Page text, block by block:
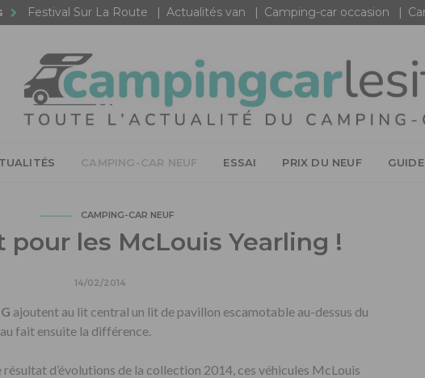
Festival Sur La Route Actualités van Camping-car occasion
CAMPING-CAR NEUF ESSAI PRIX DU NEUF
CAMPING-CAR NEUF
pour les McLouis Yearling !
14/02/2014
ajoutent au lit central un lit de pavillon escamotable au-dessus du
fait ensuite la différence.
résultat d’évolutions de la collection 2014, ces véhicules McLouis